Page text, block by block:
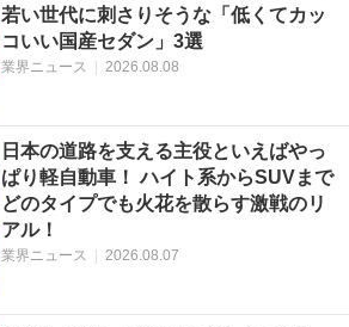
若い世代に刺さりそうな「低くてカッ
コいい国産セダン」3選
業界ニュース 2026.08.08
日本の道路を支える主役といえばやっ
ぱり軽自動車！ ハイト系からSUVまで
どのタイプでも火花を散らす激戦のリ
アル！
業界ニュース 2026.08.07